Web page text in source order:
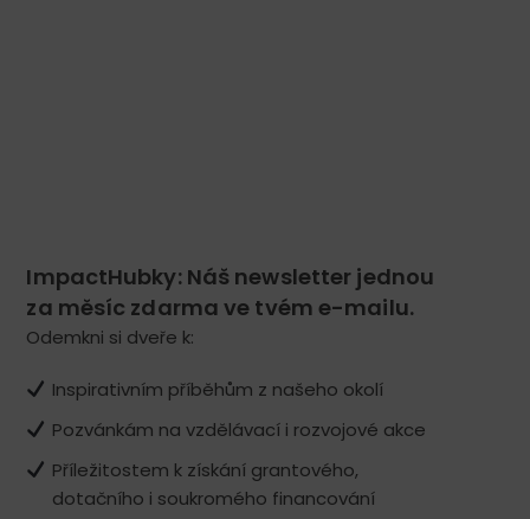
ImpactHubky: Náš newsletter jednou
za měsíc zdarma ve tvém e-mailu.
Odemkni si dveře k:
Inspirativním příběhům z našeho okolí
Pozvánkám na vzdělávací i rozvojové akce
Příležitostem k získání grantového,
dotačního i soukromého financování